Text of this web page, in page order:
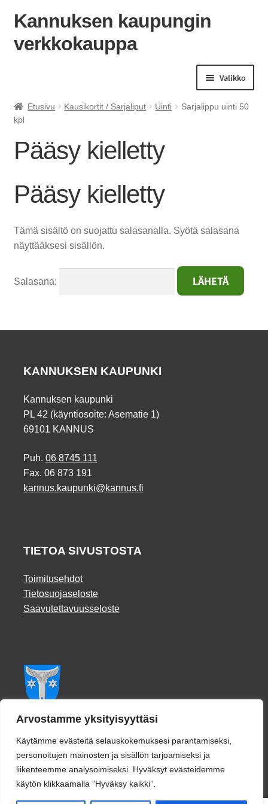
Arvostamme yksityisyyttäsi
Käytämme evästeitä selauskokemuksesi parantamiseksi,
personoitujen mainosten ja sisällön tarjoamiseksi ja
liikenteemme analysoimiseksi. Hyväksyt evästeidemme
käytön klikkaamalla ”Hyväksy kaikki”.
Siirry
Siirry
Kannuksen kaupungin
verkkokauppa
Valikko
Etusivu Kausikortit / Sarjaliput Uinti
Sarjalippu uinti 50
kpl
Pääsy kielletty
Pääsy kielletty
Tämä sisältö on suojattu salasanalla. Syötä salasana
näyttääksesi sisällön.
Salasana:
KANNUKSEN KAUPUNKI
Kannuksen kaupunki
PL 42 (käyntiosoite: Asematie 1)
69101 KANNUS
Puh. 06 8745 111
Fax. 06 873 191
kannus.kaupunki@kannus.fi
TIETOA SIVUSTOSTA
Toimitusehdot
Tietosuojaseloste
Saavutettavuusseloste
Facebook